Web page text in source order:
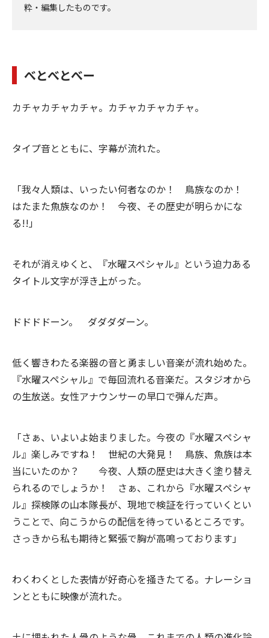
粋・編集したものです。
べとべとべー
カチャカチャカチャ。カチャカチャカチャ。
タイプ音とともに、字幕が流れた。
「我々人類は、いったい何者なのか！ 鳥族なのか！
はたまた魚族なのか！ 今夜、その歴史が明らかにな
る!!」
それが消えゆくと、『水曜スペシャル』という迫力ある
タイトル文字が浮き上がった。
ドドドドーン。 ダダダダーン。
低く響きわたる楽器の音と勇ましい音楽が流れ始めた。
『水曜スペシャル』で毎回流れる音楽だ。スタジオから
の生放送。女性アナウンサーの早口で弾んだ声。
「さぁ、いよいよ始まりました。今夜の『水曜スペシャ
ル』楽しみですね！ 世紀の大発見！ 鳥族、魚族は本
当にいたのか？ 今夜、人類の歴史は大きく塗り替え
られるのでしょうか！ さぁ、これから『水曜スペシャ
ル』探検隊の山本隊長が、現地で検証を行っていくとい
うことで、向こうからの配信を待っているところです。
さっきから私も期待と緊張で胸が高鳴っております」
わくわくとした表情が好奇心を掻きたてる。ナレーショ
ンとともに映像が流れた。